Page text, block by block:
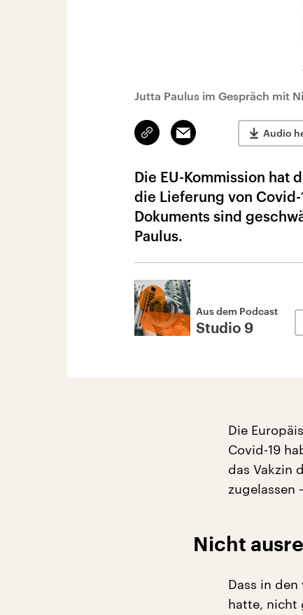
Jutta Paulus im Gespräch mit
Link
kopieren/teilen
Email Audio
Die EU-Kommission hat
die Lieferung von
Dokuments sind
Paulus.
Aus dem Podcast
Studio 9
Die
Covid-19
das Vakzin
zugelassen
Nicht
Dass in
hatte, nicht